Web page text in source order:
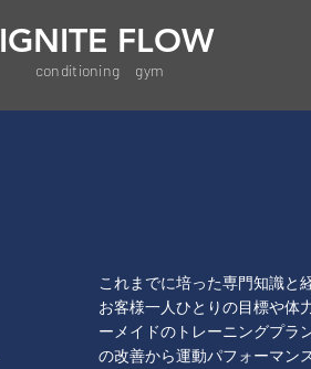
IGNITE FLOW
conditioning gym
これまでに培った専門知識と
お客様一人ひとりの目標や体
ーメイドのトレーニングプラ
の改善から運動パフォーマン